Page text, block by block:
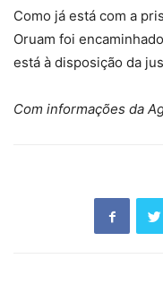
Como já está com a
Oruam foi
está à disposição da
Com informações da